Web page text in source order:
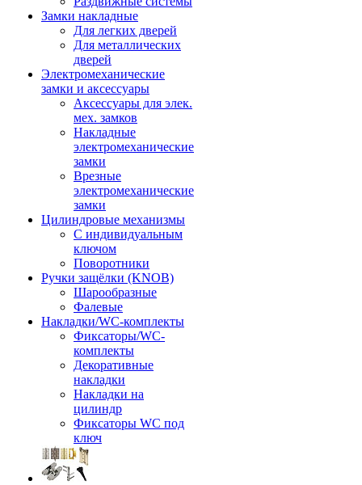
Замки накладные
Для легких дверей
Для металлических
дверей
Электромеханические
замки и аксессуары
Аксессуары для элек.
мех. замков
Накладные
электромеханические
замки
Врезные
электромеханические
замки
Цилиндровые механизмы
С индивидуальным
ключом
Поворотники
Ручки защёлки (KNOB)
Шарообразные
Фалевые
Накладки/WC-комплекты
Фиксаторы/WC-
комплекты
Декоративные
накладки
Накладки на
цилиндр
Фиксаторы WC под
ключ